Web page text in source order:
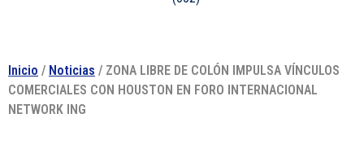
Inicio / Noticias / ZONA LIBRE DE COLÓN IMPULSA VÍNCULOS
COMERCIALES CON HOUSTON EN FORO INTERNACIONAL
NETWORK ING